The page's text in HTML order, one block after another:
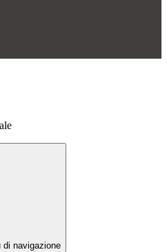
di navigazione